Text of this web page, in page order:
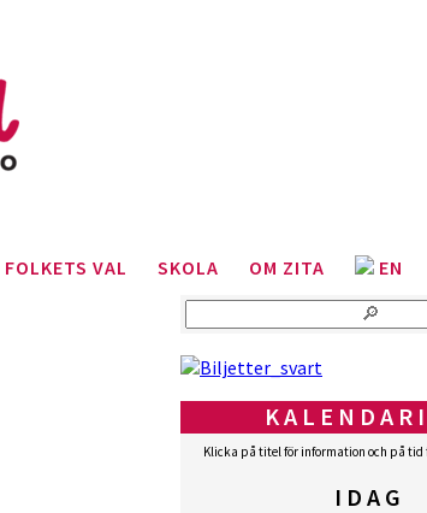
FOLKETS VAL SKOLA OM ZITA EN
Klicka på titel för information och på
IDAG